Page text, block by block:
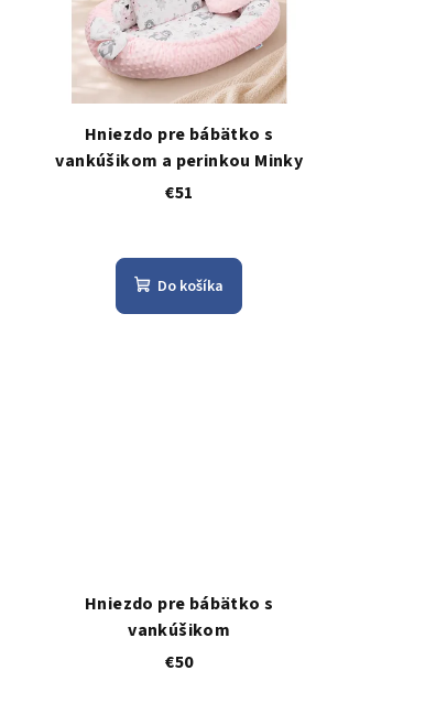
Hniezdo pre bábätko s
vankúšikom a perinkou Minky
€51
Do košíka
Hniezdo pre bábätko s
vankúšikom
€50